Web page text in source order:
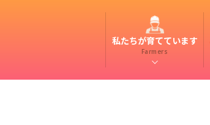
私たちが育てています
Farmers